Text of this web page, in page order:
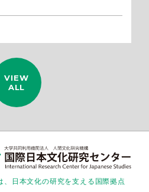
VIEW
ALL
、日本文化の研究を支える国際拠点